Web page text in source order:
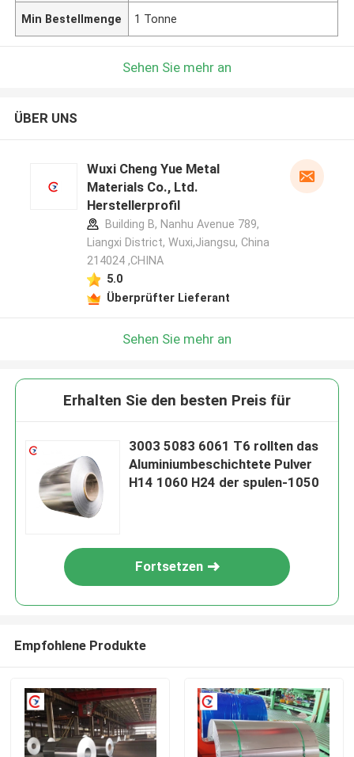
Min Bestellmenge 1 Tonne
Sehen Sie mehr an
ÜBER UNS
Wuxi Cheng Yue Metal
Materials Co., Ltd.
Herstellerprofil
Building B, Nanhu Avenue 789,
Liangxi District, Wuxi,Jiangsu, China
214024 ,CHINA
5.0
Überprüfter Lieferant
Sehen Sie mehr an
Erhalten Sie den besten Preis für
3003 5083 6061 T6 rollten das
Aluminiumbeschichtete Pulver
H14 1060 H24 der spulen-1050
Fortsetzen
Empfohlene Produkte